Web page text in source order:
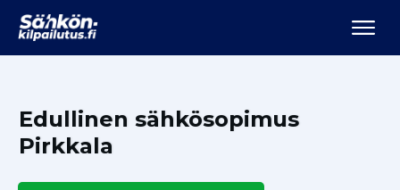
Edullinen sähkösopimus
Pirkkala